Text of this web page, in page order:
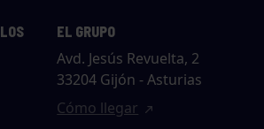
EL GRUPO
Avd. Jesús Revuelta, 2
33204 Gijón - Asturias
Cómo llegar